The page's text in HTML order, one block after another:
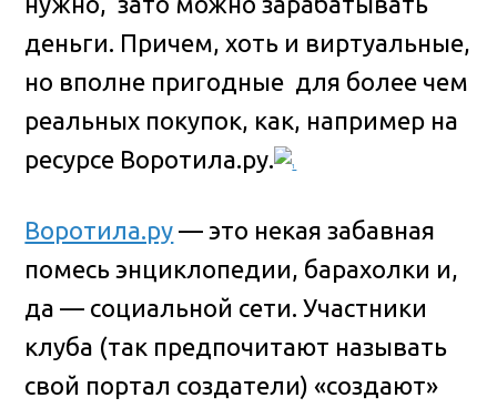
деньги. Причем, хоть и виртуальные,
но вполне пригодные для более чем
реальных покупок, как, например на
ресурсе Воротила.ру.
Воротила.ру — это некая забавная
помесь энциклопедии, барахолки и,
да — социальной сети. Участники
клуба (так предпочитают называть
свой портал создатели) «создают»